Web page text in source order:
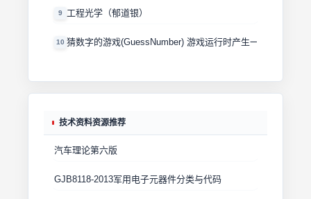
9 工程光学（郁道银）
10 猜数字的游戏(GuessNumber) 游戏运行时产生一个0－1000
技术资料资源推荐
汽车理论第六版
GJB8118-2013军用电子元器件分类与代码